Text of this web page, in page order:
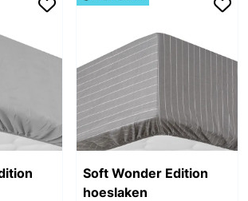
Soft Wonder Edition
hoeslaken